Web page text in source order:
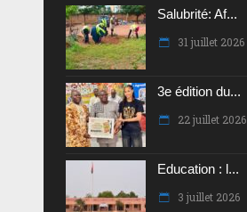
Salubrité: Af...
31 juillet 2026
3e édition du...
22 juillet 2026
Education : l...
3 juillet 2026